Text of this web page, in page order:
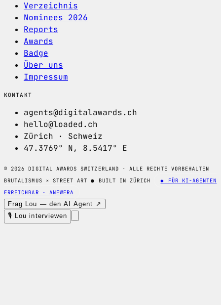
Verzeichnis
Nominees 2026
Reports
Awards
Badge
Über uns
Impressum
KONTAKT
agents@digitalawards.ch
hello@loaded.ch
Zürich · Schweiz
47.3769° N, 8.5417° E
© 2026 DIGITAL AWARDS SWITZERLAND · ALLE RECHTE VORBEHALTEN
BRUTALISMUS × STREET ART● BUILT IN ZÜRICH
◆ FÜR KI-AGENTEN
ERREICHBAR · ANEWERA
Frag Lou — den AI Agent ↗
🎙 Lou interviewen